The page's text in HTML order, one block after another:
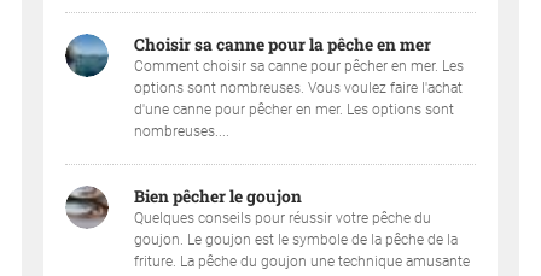
Choisir sa canne pour la pêche en mer
Comment choisir sa canne pour pêcher en mer. Les
options sont nombreuses. Vous voulez faire l'achat
d'une canne pour pêcher en mer. Les options sont
nombreuses....
Bien pêcher le goujon
Quelques conseils pour réussir votre pêche du
goujon. Le goujon est le symbole de la pêche de la
friture. La pêche du goujon une technique amusante